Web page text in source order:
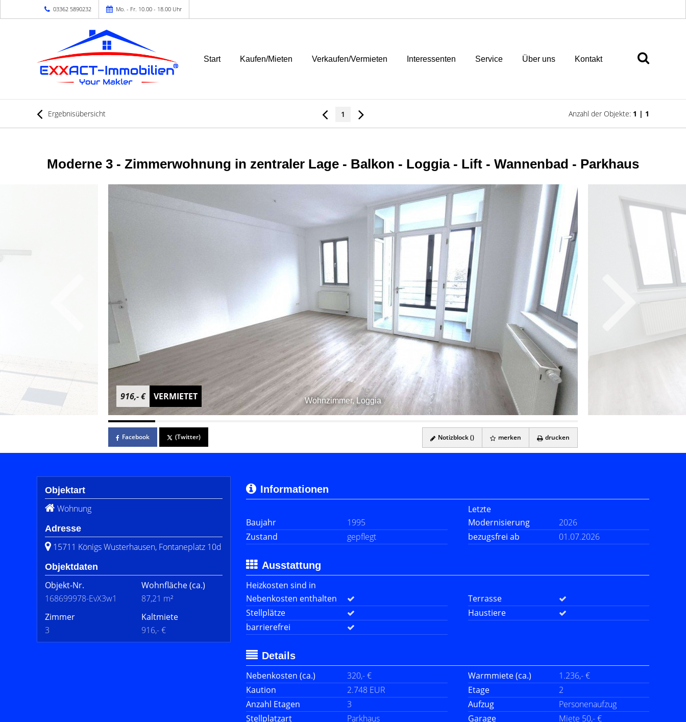
03362 5890232 Mo. - Fr. 10.00 - 18.00 Uhr
Start Kaufen/Mieten Verkaufen/Vermieten Interessenten Service Über uns Kontakt
Ergebnisübersicht 1 Anzahl der Objekte: 1 | 1
Moderne 3 - Zimmerwohnung in zentraler Lage - Balkon - Loggia - Lift - Wannenbad - Parkhaus
Wohnzimmer, Loggia
916,- € VERMIETET
Facebook (Twitter) Notizblock () merken drucken
Objektart
Wohnung
Adresse
15711 Königs Wusterhausen, Fontaneplatz 10d
Objektdaten
Objekt-Nr.
168699978-EvX3w1
Wohnfläche(ca.)
87,21 m²
Zimmer
3
Kaltmiete
916,- €
Informationen
Baujahr 1995
Letzte
Modernisierung
2026
Zustand
gepflegt bezugsfrei ab 01.07.2026
Ausstattung
Heizkosten sind in
Nebenkosten enthalten
Terrasse
Stellplätze
Haustiere
barrierefrei
Details
Nebenkosten (ca.)
320,- € Warmmiete (ca.)
1.236,- €
Kaution
2.748 EUR Etage
2
Anzahl Etagen
3 Aufzug
Personenaufzug
Stellplatzart
Parkhaus Garage
Miete 50,- €